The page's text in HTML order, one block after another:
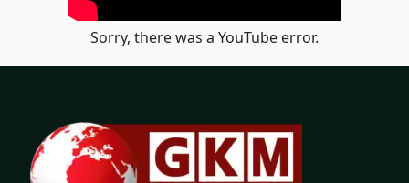
Sorry, there was a YouTube error.